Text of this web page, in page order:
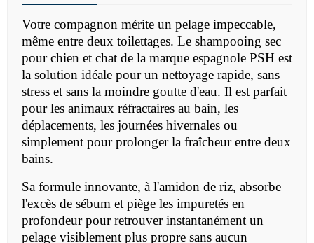
Votre compagnon mérite un pelage impeccable,
même entre deux toilettages. Le shampooing sec
pour chien et chat de la marque espagnole PSH est
la solution idéale pour un nettoyage rapide, sans
stress et sans la moindre goutte d'eau. Il est parfait
pour les animaux réfractaires au bain, les
déplacements, les journées hivernales ou
simplement pour prolonger la fraîcheur entre deux
bains.
Sa formule innovante, à l'amidon de riz, absorbe
l'excès de sébum et piège les impuretés en
profondeur pour retrouver instantanément un
pelage visiblement plus propre sans aucun